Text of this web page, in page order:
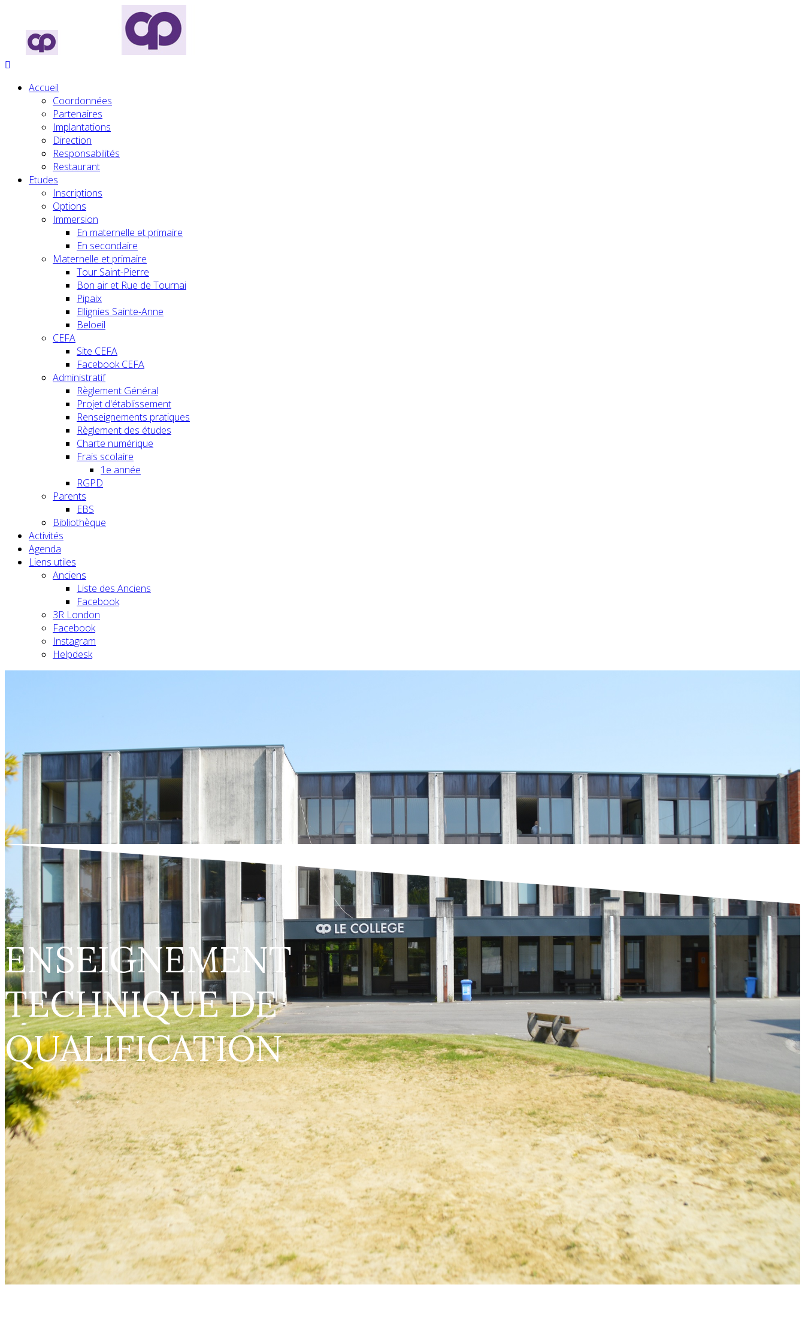
Accueil
Coordonnées
Partenaires
Implantations
Direction
Responsabilités
Restaurant
Etudes
Inscriptions
Options
Immersion
En maternelle et primaire
En secondaire
Maternelle et primaire
Tour Saint-Pierre
Bon air et Rue de Tournai
Pipaix
Ellignies Sainte-Anne
Beloeil
CEFA
Site CEFA
Facebook CEFA
Administratif
Règlement Général
Projet d'établissement
Renseignements pratiques
Règlement des études
Charte numérique
Frais scolaire
1e année
RGPD
Parents
EBS
Bibliothèque
Activités
Agenda
Liens utiles
Anciens
Liste des Anciens
Facebook
3R London
Facebook
Instagram
Helpdesk
ENSEIGNEMENT
TECHNIQUE DE
QUALIFICATION